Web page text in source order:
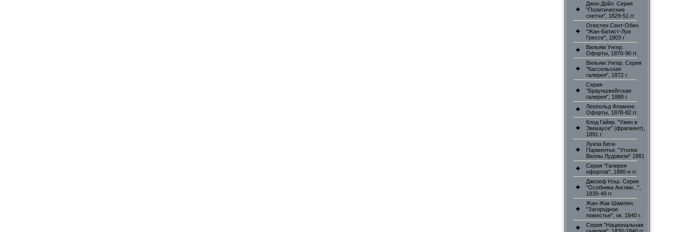
Джон Дойл. Серия
"Политические
скетчи", 1829-51 гг
Огюстен Сент-Обен.
"Жан-Батист-Луи
Грессе", 1803 г
Вильям Унгер.
Офорты, 1870-90 гг.
Вильям Унгер. Серия
"Кассельская
галерея", 1872 г.
Серия
"Брауншвейгская
галерея", 1888 г.
Леопольд Фламенг.
Офорты, 1878-82 гг.
Клод Гайяр. "Ужин в
Эммаусе" (фрагмент),
1891 г.
Луиза Бега-
Парментье. "Уголок
Виллы Лудовизи" 1881
Серия "Галерея
офортов", 1880-е гг.
Джозеф Нэш. Серия
"Особняки Англии...",
1839-49 гг
Жан-Жак Шампен.
"Загородное
поместье", ок. 1840 г.
Серия "Национальная